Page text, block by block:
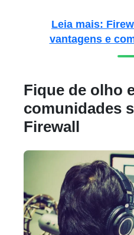
Leia mais:
vantagens e
Fique de olho
comunidades
Firewall